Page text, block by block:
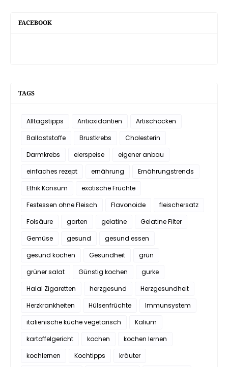
FACEBOOK
TAGS
Alltagstipps Antioxidantien
Artischocken
Ballaststoffe
Brustkrebs
Cholesterin
Darmkrebs
eierspeise
eigener anbau
einfaches rezept
ernährung
Ernährungstrends
Ethik Konsum
exotische Früchte
Festessen ohne Fleisch
Flavonoide
fleischersatz
Folsäure
garten gelatine
Gelatine Filter
Gemüse
gesund
gesund essen
gesund kochen
Gesundheit
grün
grüner salat
Günstig kochen
gurke
Halal Zigaretten
herzgesund
Herzgesundheit
Herzkrankheiten
Hülsenfrüchte
Immunsystem
italienische küche vegetarisch
Kalium
kartoffelgericht
kochen
kochen lernen
kochlernen
Kochtipps
kräuter